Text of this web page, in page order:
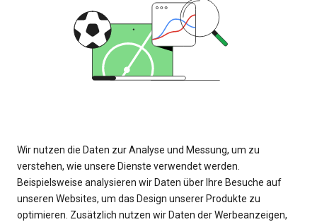
Wir nutzen die Daten zur Analyse und Messung, um zu
verstehen, wie unsere Dienste verwendet werden.
Beispielsweise analysieren wir Daten über Ihre Besuche auf
unseren Websites, um das Design unserer Produkte zu
optimieren. Zusätzlich nutzen wir Daten der Werbeanzeigen,